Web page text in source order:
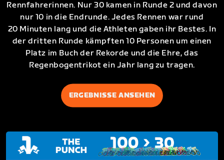
Rennfahrerinnen. Nur 30 kamen in Runde 2 und davon
nur 10 in die Endrunde. Jedes Rennen war rund
20 Minuten lang und die Athleten gaben ihr Bestes. In
der dritten Runde kämpften 10 Personen um einen
Platz im Buch der Rekorde und die Ehre, das
Regenbogentrikot ein Jahr lang zu tragen.
ERGEBNISSE ANSEHEN